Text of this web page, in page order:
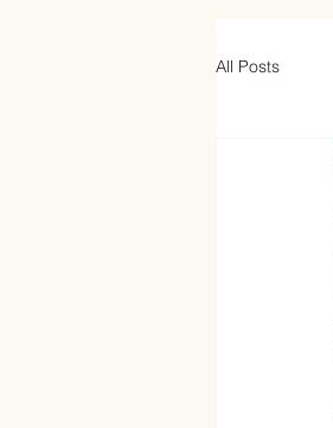
All Posts